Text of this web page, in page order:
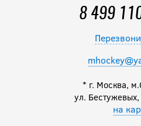
8 499
* г. Москва,
ул.
на